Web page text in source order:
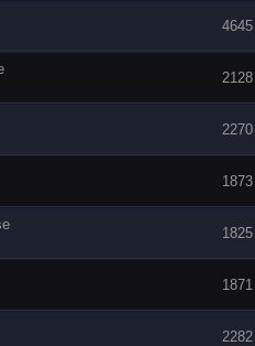
4645
2128
2270
1873
1825
1871
2282